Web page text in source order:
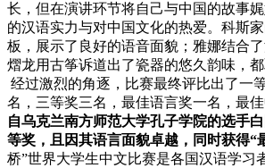
长，但在演讲环节将自己与中国的故事
的汉语实力与对中国文化的热爱。科斯
板，展示了良好的语音面貌；雅娜结合
熠龙用古筝诉道出了瓷器的悠久韵味，都
经过激烈的角逐，比赛最终评比出了一
名，三等奖三名，最佳语言奖一名，最佳
自乌克兰南方师范大学孔子学院的选手
等奖，且因其语言面貌卓越，同时获得“
桥”世界大学生中文比赛是各国汉语学习